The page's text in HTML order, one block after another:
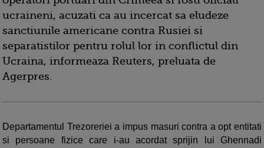
ucraineni, acuzati ca au incercat sa eludeze
sanctiunile americane contra Rusiei si
separatistilor pentru rolul lor in conflictul din
Ucraina, informeaza Reuters, preluata de
Agerpres.
Departamentul Trezoreriei a impus masuri contra a opt entitati
si persoane fizice care i-au acordat sprijin lui Ghennadi